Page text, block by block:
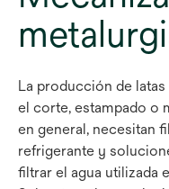
La producción de
el corte, estampado o
en general, necesitan
refrigerante y
filtrar el agua utilizada